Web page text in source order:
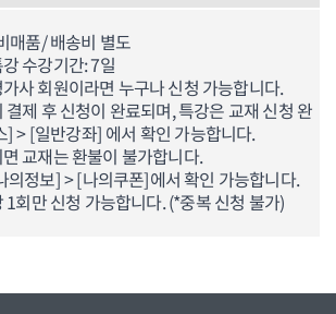
매품/ 배송비 별도
수강기간: 7일
사 회원이라면 누구나 신청 가능합니다.
제 후 신청이 완료되며, 특강은 교재 신청 완
] > [일반강좌] 에서 확인 가능합니다.
교재는 환불이 불가합니다.
정보] > [나의쿠폰]에서 확인 가능합니다.
회만 신청 가능합니다. (*중복 신청 불가)